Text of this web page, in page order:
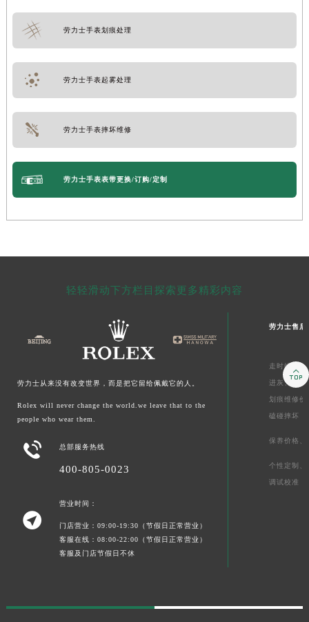
劳力士手表划痕处理
劳力士手表起雾处理
劳力士手表摔坏维修
劳力士手表表带更换/订购/定制
轻轻滑动下方栏目探索更多精彩内容
劳力士从来没有改变世界，而是把它留给佩戴它的人。
Rolex will never change the world.we leave that to the
people who wear them.
 总部服务热线
400-805-0023

营业时间：
门店营业：09:00-19:30（节假日正常营业）
客服在线：08:00-22:00（节假日正常营业）
客服及门店节假日不休
劳力士售后
走时维修价
进灰、 起
划痕维修价
磕碰摔坏
保养价格、
个性定制、
调试校准
